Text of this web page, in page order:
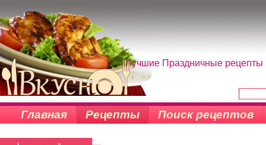
Лучшие Праздничные рецепты
Главная Рецепты Поиск рецептов